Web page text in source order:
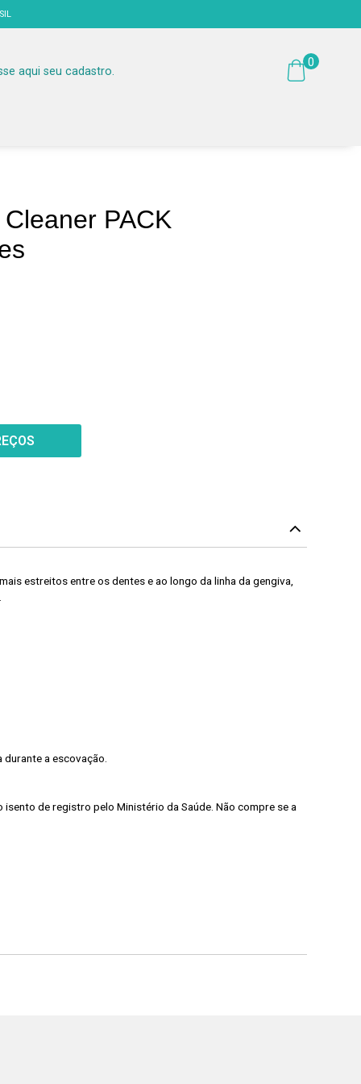
aqui seu cadastro.
0
PACK
estreitos entre os dentes e ao longo da linha da gengiva,
a escovação.
de registro pelo Ministério da Saúde. Não compre se a